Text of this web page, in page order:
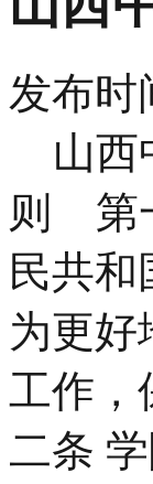
发布时
山西
则 第
民共
为更好
工作
二条